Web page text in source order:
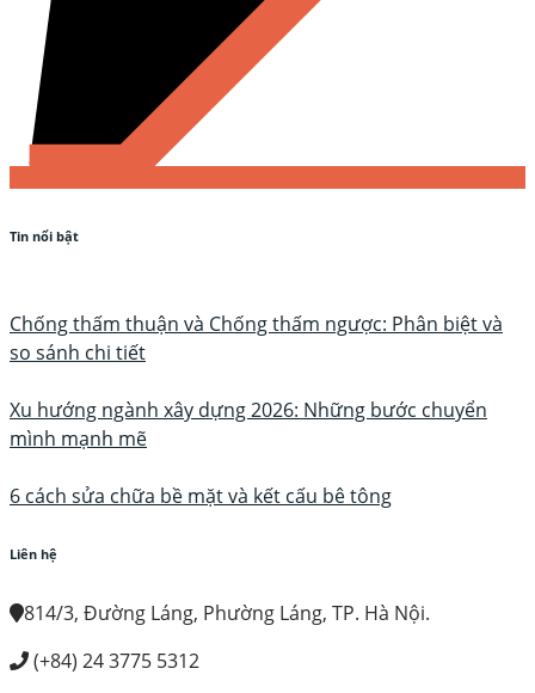
Tin nổi bật
Chống thấm thuận và Chống thấm ngược: Phân biệt và
so sánh chi tiết
Xu hướng ngành xây dựng 2026: Những bước chuyển
mình mạnh mẽ
6 cách sửa chữa bề mặt và kết cấu bê tông
Liên hệ
814/3, Đường Láng, Phường Láng, TP. Hà Nội.
(+84) 24 3775 5312